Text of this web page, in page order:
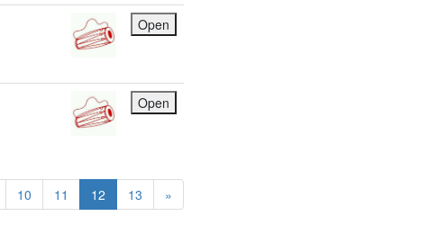
Open
Open
10 11 12 13 »